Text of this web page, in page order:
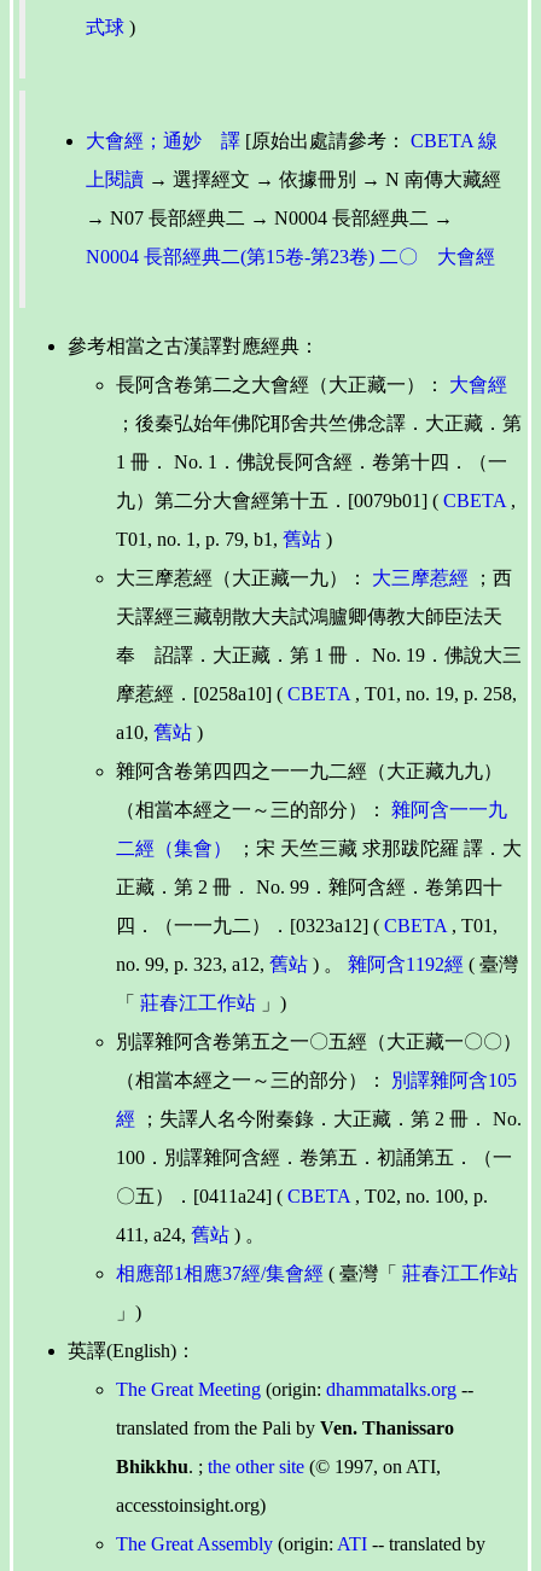
式球 )
大會經；通妙 譯 [原始出處請參考： CBETA 線
上閱讀 → 選擇經文 → 依據冊別 → N 南傳大藏經
→ N07 長部經典二 → N0004 長部經典二 →
N0004 長部經典二(第15卷-第23卷) 二〇 大會經
參考相當之古漢譯對應經典：
長阿含卷第二之大會經（大正藏一）： 大會經
；後秦弘始年佛陀耶舍共竺佛念譯．大正藏．第
1 冊． No. 1．佛說長阿含經．卷第十四．（一
九）第二分大會經第十五．[0079b01] ( CBETA ,
T01, no. 1, p. 79, b1, 舊站 )
大三摩惹經（大正藏一九）： 大三摩惹經 ；西
天譯經三藏朝散大夫試鴻臚卿傳教大師臣法天
奉 詔譯．大正藏．第 1 冊． No. 19．佛說大三
摩惹經．[0258a10] ( CBETA , T01, no. 19, p. 258,
a10, 舊站 )
雜阿含卷第四四之一一九二經（大正藏九九）
（相當本經之一～三的部分）： 雜阿含一一九
二經（集會）
；宋 天竺三藏 求那跋陀羅 譯．大
正藏．第 2 冊． No. 99．雜阿含經．卷第四十
四．（一一九二）．[0323a12] ( CBETA , T01,
no. 99, p. 323, a12, 舊站 ) 。 雜阿含1192經 ( 臺灣
「 莊春江工作站 」)
別譯雜阿含卷第五之一〇五經（大正藏一〇〇）
（相當本經之一～三的部分）：
別譯雜阿含105
經 ；失譯人名今附秦錄．大正藏．第 2 冊． No.
100．別譯雜阿含經．卷第五．初誦第五．（一
〇五）．[0411a24] ( CBETA , T02, no. 100, p.
411, a24, 舊站 ) 。
相應部1相應37經/集會經 ( 臺灣「 莊春江工作站
」)
英譯(English)：
The Great Meeting (origin: dhammatalks.org --
translated from the Pali by Ven. Thanissaro
Bhikkhu. ; the other site (© 1997, on ATI,
accesstoinsight.org)
The Great Assembly (origin: ATI -- translated by